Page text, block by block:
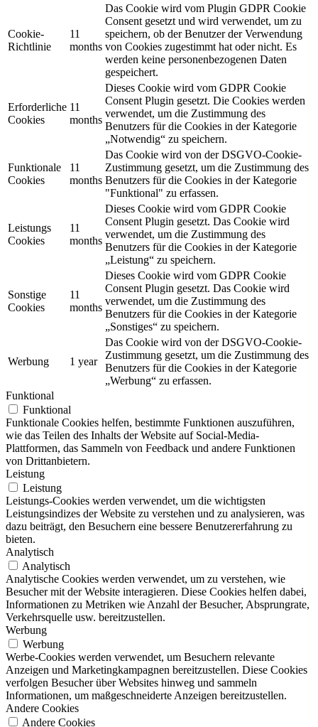
Cookie-
Richtlinie
11
months
Das Cookie wird vom Plugin GDPR Cookie
Consent gesetzt und wird verwendet, um zu
speichern, ob der Benutzer der Verwendung
von Cookies zugestimmt hat oder nicht. Es
werden keine personenbezogenen Daten
gespeichert.
Erforderliche
Cookies
11
months
Dieses Cookie wird vom GDPR Cookie
Consent Plugin gesetzt. Die Cookies werden
verwendet, um die Zustimmung des
Benutzers für die Cookies in der Kategorie
„Notwendig“ zu speichern.
Funktionale
Cookies
11
months
Das Cookie wird von der DSGVO-Cookie-
Zustimmung gesetzt, um die Zustimmung des
Benutzers für die Cookies in der Kategorie
"Funktional" zu erfassen.
Leistungs
Cookies
11
months
Dieses Cookie wird vom GDPR Cookie
Consent Plugin gesetzt. Das Cookie wird
verwendet, um die Zustimmung des
Benutzers für die Cookies in der Kategorie
„Leistung“ zu speichern.
Sonstige
Cookies
11
months
Dieses Cookie wird vom GDPR Cookie
Consent Plugin gesetzt. Das Cookie wird
verwendet, um die Zustimmung des
Benutzers für die Cookies in der Kategorie
„Sonstiges“ zu speichern.
Werbung 1 year
Das Cookie wird von der DSGVO-Cookie-
Zustimmung gesetzt, um die Zustimmung des
Benutzers für die Cookies in der Kategorie
„Werbung“ zu erfassen.
Funktional
Funktional
Funktionale Cookies helfen, bestimmte Funktionen auszuführen,
wie das Teilen des Inhalts der Website auf Social-Media-
Plattformen, das Sammeln von Feedback und andere Funktionen
von Drittanbietern.
Leistung
Leistung
Leistungs-Cookies werden verwendet, um die wichtigsten
Leistungsindizes der Website zu verstehen und zu analysieren, was
dazu beiträgt, den Besuchern eine bessere Benutzererfahrung zu
bieten.
Analytisch
Analytisch
Analytische Cookies werden verwendet, um zu verstehen, wie
Besucher mit der Website interagieren. Diese Cookies helfen dabei,
Informationen zu Metriken wie Anzahl der Besucher, Absprungrate,
Verkehrsquelle usw. bereitzustellen.
Werbung
Werbung
Werbe-Cookies werden verwendet, um Besuchern relevante
Anzeigen und Marketingkampagnen bereitzustellen. Diese Cookies
verfolgen Besucher über Websites hinweg und sammeln
Informationen, um maßgeschneiderte Anzeigen bereitzustellen.
Andere Cookies
Andere Cookies